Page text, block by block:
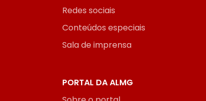
Redes sociais
Conteúdos especiais
Sala de imprensa
PORTAL DA ALMG